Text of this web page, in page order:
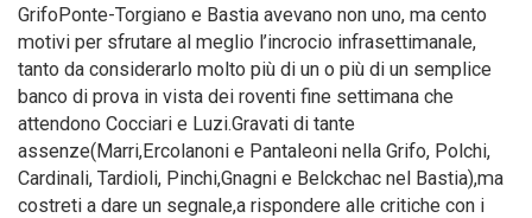
GrifoPonte-Torgiano e Bastia avevano non uno, ma cento
motivi per sfrutare al meglio l’incrocio infrasettimanale,
tanto da considerarlo molto più di un o più di un semplice
banco di prova in vista dei roventi fine settimana che
attendono Cocciari e Luzi.Gravati di tante
assenze(Marri,Ercolanoni e Pantaleoni nella Grifo, Polchi,
Cardinali, Tardioli, Pinchi,Gnagni e Belckchac nel Bastia),ma
costreti a dare un segnale,a rispondere alle critiche con i